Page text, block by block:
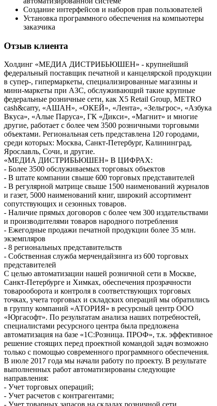
Создание интерфейсов и наборов прав пользователей
Установка программного обеспечения на компьютеры
заказчика
Отзыв клиента
Холдинг «МЕДИА ДИСТРИБЬЮШЕН» - крупнейший
федеральный поставщик печатной и канцелярской продукции
в супер-, гипермаркеты, специализированные магазины и
мини-маркеты при АЗС, обслуживающий такие крупные
федеральные розничные сети, как Х5 Retail Group, METRO
сash&carry, «АШАН», «ОКЕЙ», «Лента», «Зельгрос», «Азбука
Вкуса», «Алые Паруса», ГК «Дикси», «Магнит» и многие
другие, работает с более чем 3500 розничными торговыми
объектами. Региональная сеть представлена 120 городами,
среди которых: Москва, Санкт-Петербург, Калининград,
Ярославль, Сочи, и другие.
«МЕДИА ДИСТРИБЬЮШЕН» В ЦИФРАХ:
- Более 3500 обслуживаемых торговых объектов
- В штате компании свыше 600 торговых представителей
- В регулярной матрице свыше 1500 наименований журналов
и газет, 5000 наименований книг, широкий ассортимент
сопутствующих и сезонных товаров.
- Наличие прямых договоров с более чем 300 издательствами
и производителями товаров народного потребления
- Ежегодные продажи печатной продукции более 35 млн.
экземпляров
- 8 региональных представительств
- Собственная служба мерчендайзинга из 600 торговых
представителей
С целью автоматизации нашей розничной сети в Москве,
Санкт-Петербурге и Химках, обеспечения прозрачности
товарооборота и контроля в соответствующих торговых
точках, учета торговых и складских операций мы обратились
в группу компаний «АТОРИЯ» в ресурсный центр ООО
«Юргасофт». По результатам анализа наших потребностей,
специалистами ресурсного центра была предложена
автоматизация на базе «1С:Розница. ПРОФ», т.к. эффективное
решение стоящих перед проектной командой задач возможно
только с помощью современного программного обеспечения.
В июле 2017 года мы начали работу по проекту. В результате
выполненных работ автоматизированы следующие
направления:
- Учет торговых операций;
- Учет расчетов с контрагентами;